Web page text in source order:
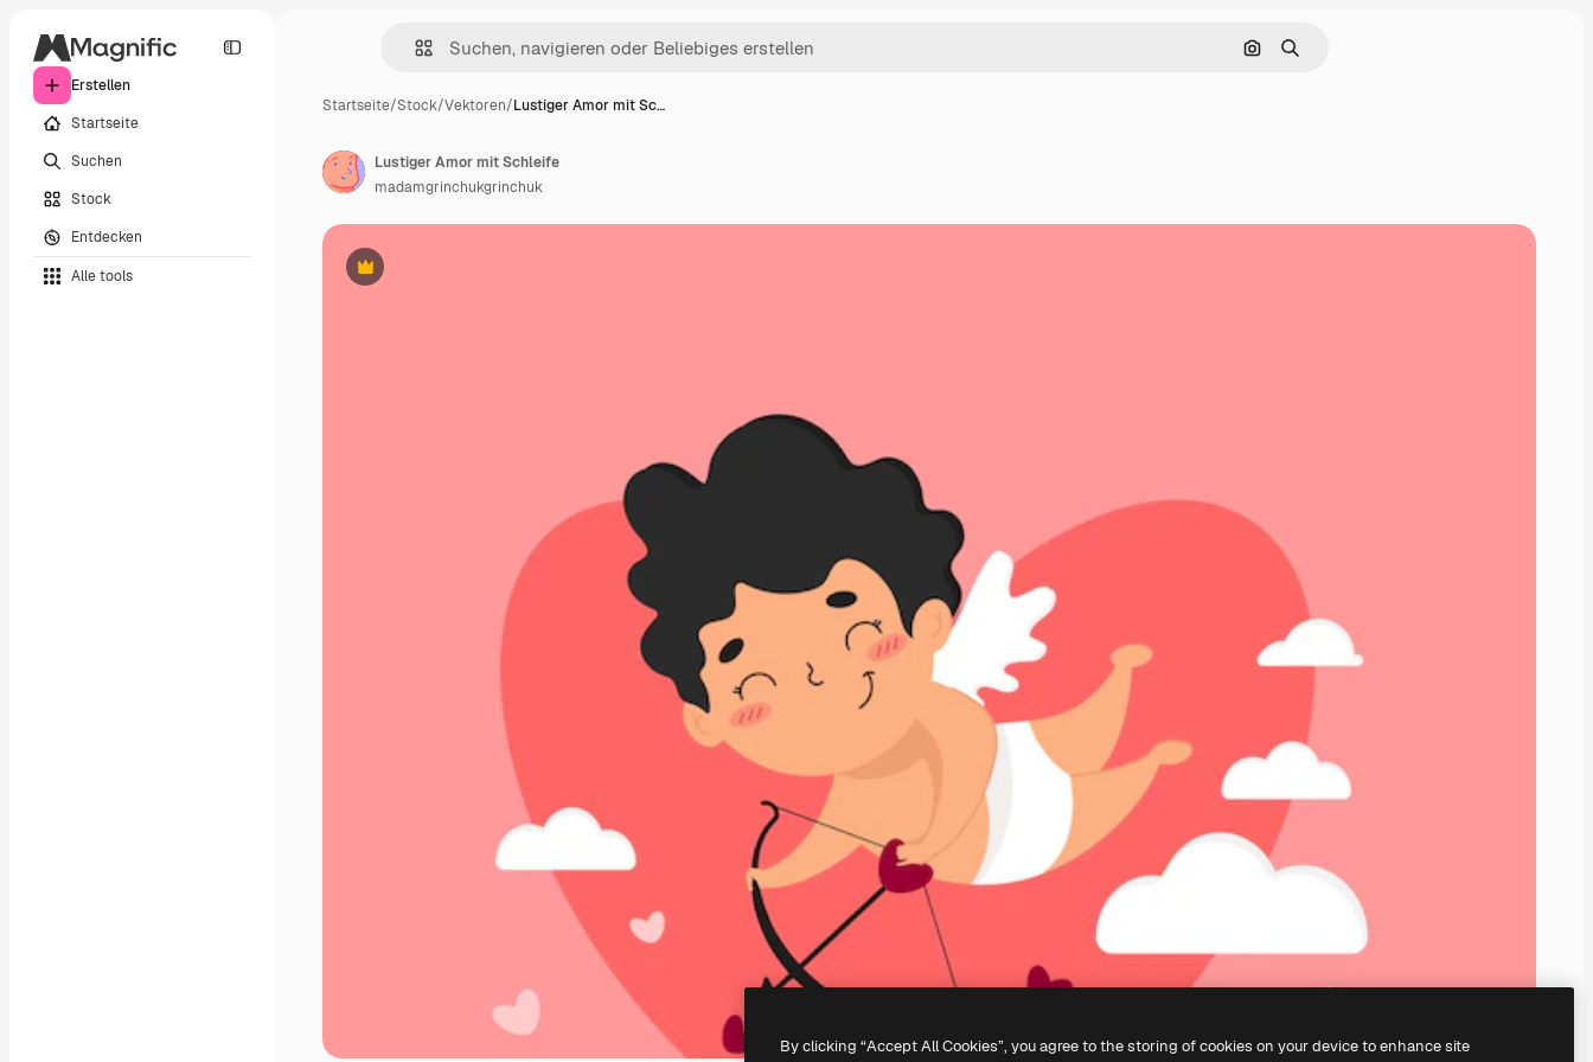
Erstellen
Startseite
Suchen
Stock
Entdecken
Alle tools
Nach Bild suchen
Suchen
Startseite/Stock/Vektoren/Lustiger Amor mit Sc…
Premium
Lustiger Amor mit Schleife
madamgrinchukgrinchuk
By clicking “Accept All Cookies”, you agree to the storing of cookies on your device to enhance site